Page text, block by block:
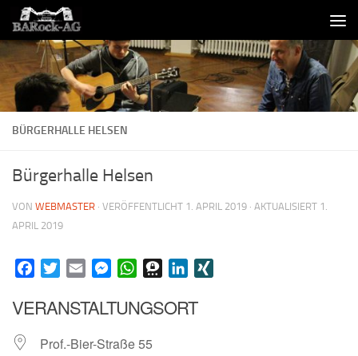
Skip to content
BÜRGERHALLE HELSEN
Bürgerhalle Helsen
VON WEBMASTER · VERÖFFENTLICHT 1. APRIL 2019 · AKTUALISIERT 1.
APRIL 2019
FacebookTwitterEmail MessengerWhatsAppThreemaLinkedIn
VERANSTALTUNGSORT
Prof.-Bier-Straße 55